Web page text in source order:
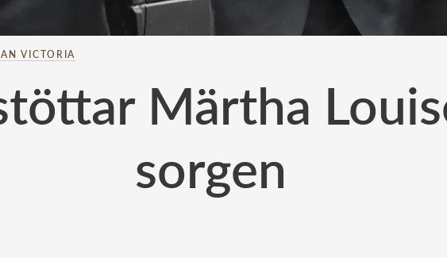
VICTORIA
Märtha
sorgen